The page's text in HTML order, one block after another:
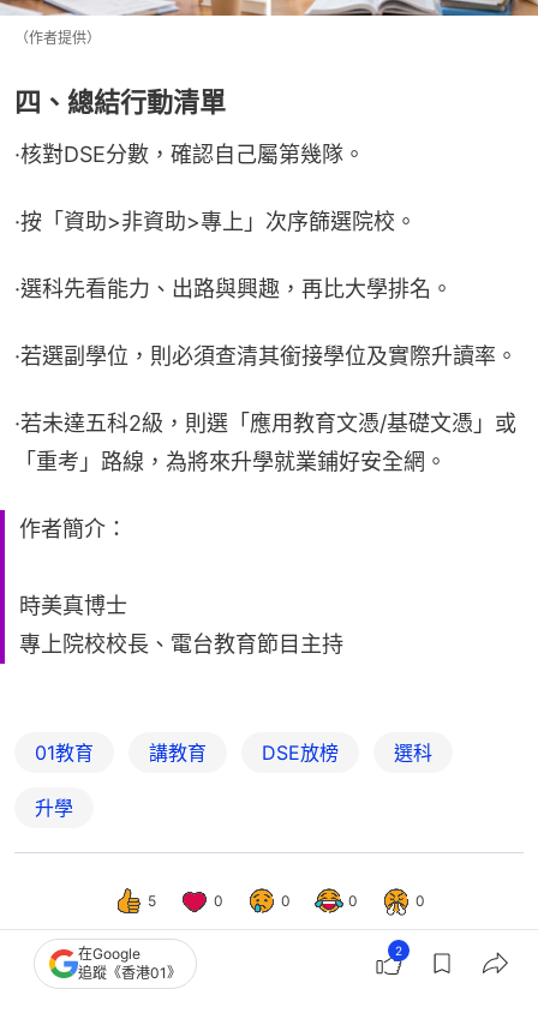
（作者提供）
四、總結行動清單
·核對DSE分數，確認自己屬第幾隊。
·按「資助>非資助>專上」次序篩選院校。
·選科先看能力、出路與興趣，再比大學排名。
·若選副學位，則必須查清其銜接學位及實際升讀率。
·若未達五科2級，則選「應用教育文憑/基礎文憑」或
「重考」路線，為將來升學就業鋪好安全網。
作者簡介：
時美真博士
專上院校校長、電台教育節目主持
01教育 講教育 DSE放榜 選科
升學
5 0 0 0 0
在Google
追蹤《香港01》
2